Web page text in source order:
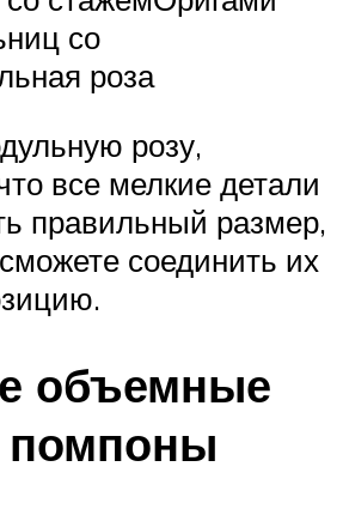
со
роза
розу,
все мелкие детали
правильный размер,
соединить их
объемные
помпоны